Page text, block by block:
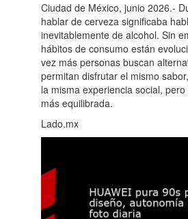
Ciudad de México, junio 2026.-
hablar de cerveza significaba
inevitablemente de alcohol. Sin
hábitos de consumo están
vez más personas buscan
permitan disfrutar el mismo
la misma experiencia social,
más equilibrada.
Lado.mx